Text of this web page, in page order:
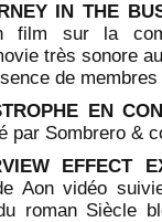
IN THE
film sur la
très sonore
de membres
EN
par Sombrero &
EFFECT
Aon vidéo
roman Siècle